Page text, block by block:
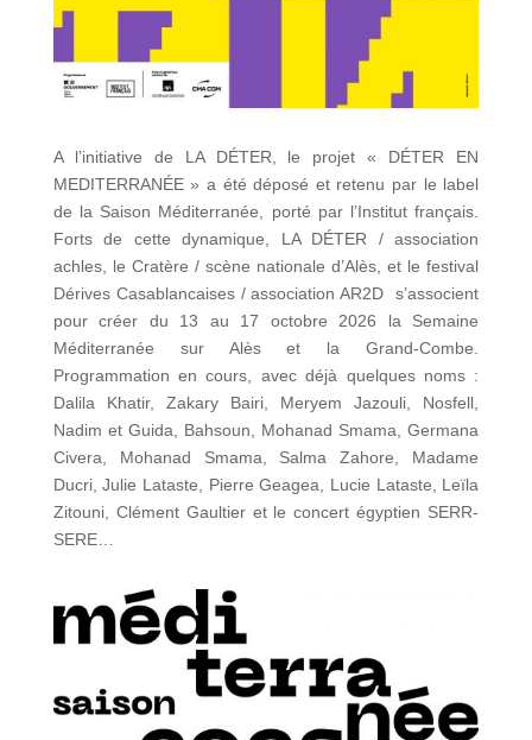
A l’initiative de LA DÉTER, le projet « DÉTER EN
MEDITERRANÉE » a été déposé et retenu par le label
de la Saison Méditerranée, porté par l’Institut français.
Forts de cette dynamique, LA DÉTER / association
achles, le Cratère / scène nationale d’Alès, et le festival
Dérives Casablancaises / association AR2D s’associent
pour créer du 13 au 17 octobre 2026 la Semaine
Méditerranée sur Alès et la Grand-Combe.
Programmation en cours, avec déjà quelques noms :
Dalila Khatir, Zakary Bairi, Meryem Jazouli, Nosfell,
Nadim et Guida, Bahsoun, Mohanad Smama, Germana
Civera, Mohanad Smama, Salma Zahore, Madame
Ducri, Julie Lataste, Pierre Geagea, Lucie Lataste, Leïla
Zitouni, Clément Gaultier et le concert égyptien SERR-
SERE…